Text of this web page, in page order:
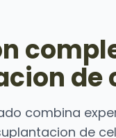
de
combina
de